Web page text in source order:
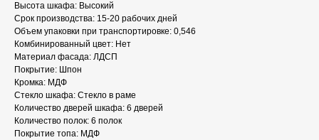
Высота шкафа: Высокий
Срок производства: 15-20 рабочих дней
Объем упаковки при транспортировке: 0,546
Комбинированный цвет: Нет
Материал фасада: ЛДСП
Покрытие: Шпон
Кромка: МДФ
Стекло шкафа: Стекло в раме
Количество дверей шкафа: 6 дверей
Количество полок: 6 полок
Покрытие топа: МДФ